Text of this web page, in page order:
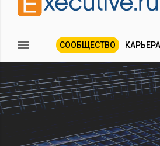
СООБЩЕСТВО КАРЬЕРА